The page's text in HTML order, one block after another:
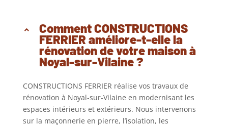
Comment CONSTRUCTIONS
FERRIER améliore-t-elle la
rénovation de votre maison à
Noyal-sur-Vilaine ?
CONSTRUCTIONS FERRIER réalise vos travaux de
rénovation à Noyal-sur-Vilaine en modernisant les
espaces intérieurs et extérieurs. Nous intervenons
sur la maçonnerie en pierre, l’isolation, les